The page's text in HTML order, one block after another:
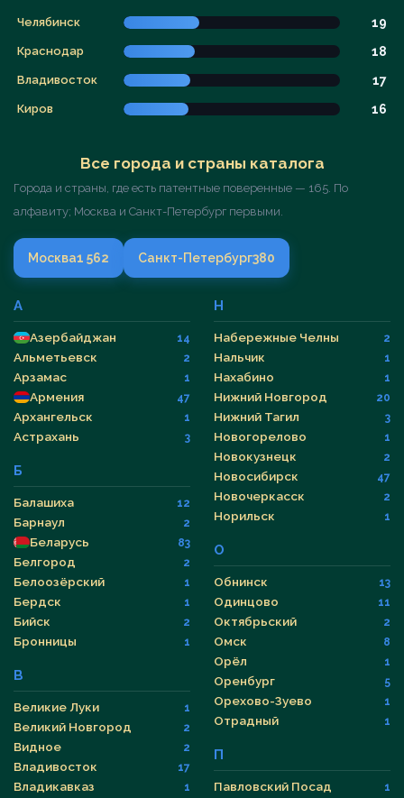
Челябинск 19
Краснодар 18
Владивосток 17
Киров 16
Все города и страны каталога
Города и страны, где есть патентные поверенные — 165. По
алфавиту; Москва и Санкт-Петербург первыми.
Москва1 562 Санкт-Петербург380
А
Азербайджан 14
Альметьевск 2
Арзамас 1
Армения 47
Архангельск 1
Астрахань 3
Б
Балашиха 12
Барнаул 2
Беларусь 83
Белгород 2
Белоозёрский 1
Бердск 1
Бийск 2
Бронницы 1
В
Великие Луки 1
Великий Новгород 2
Видное 2
Владивосток 17
Владикавказ 1
Н
Набережные Челны 2
Нальчик 1
Нахабино 1
Нижний Новгород 20
Нижний Тагил 3
Новогорелово 1
Новокузнецк 2
Новосибирск 47
Новочеркасск 2
Норильск 1
О
Обнинск 13
Одинцово 11
Октябрьский 2
Омск 8
Орёл 1
Оренбург 5
Орехово-Зуево 1
Отрадный 1
П
Павловский Посад 1